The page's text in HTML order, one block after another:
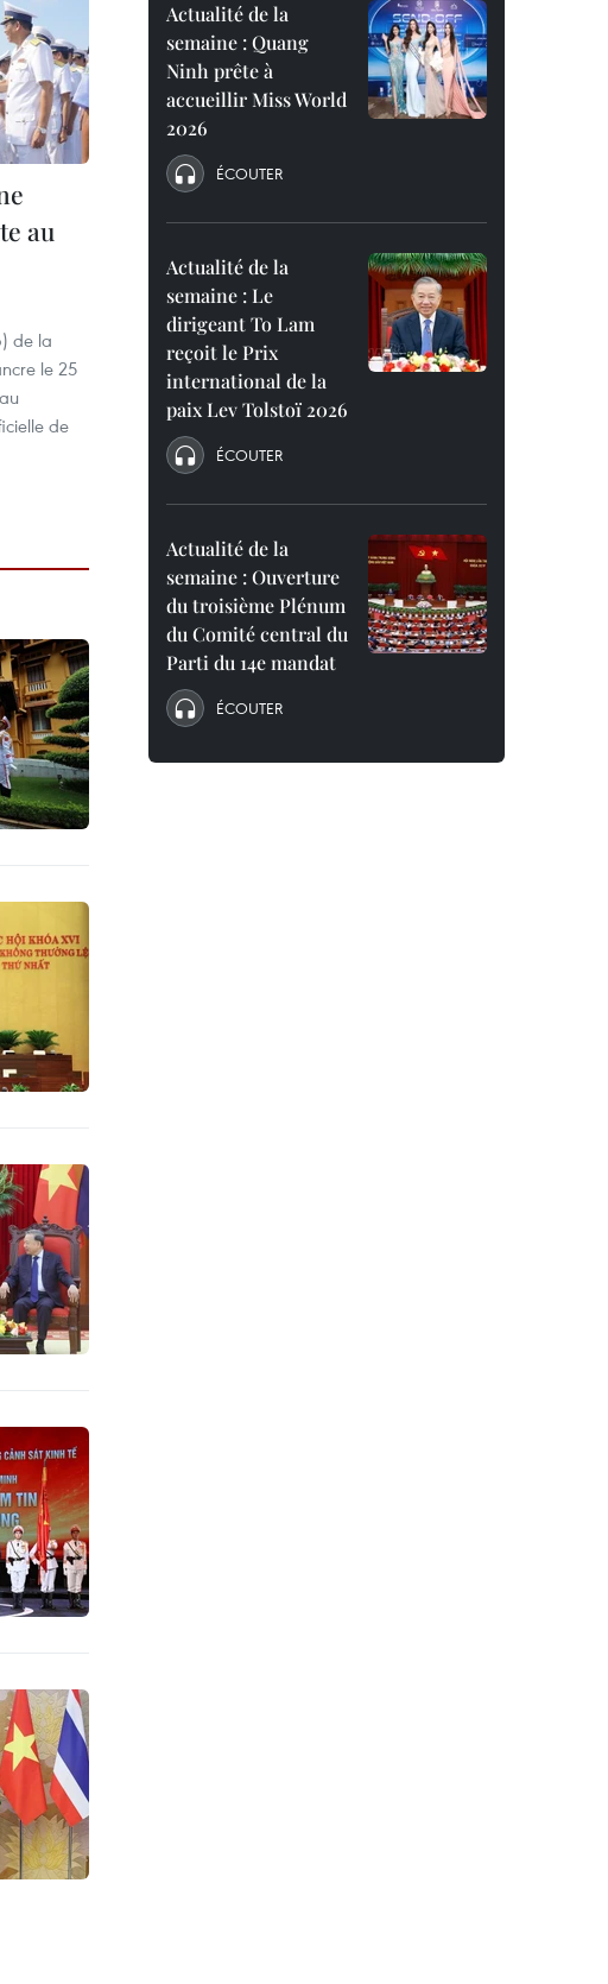
au
de la
le 25
de
Actualité de la
semaine : Quang
Ninh prête à
accueillir Miss World
2026
ÉCOUTER
Actualité de la
semaine : Le
dirigeant To Lam
reçoit le Prix
international de la
paix Lev Tolstoï 2026
ÉCOUTER
Actualité de la
semaine : Ouverture
du troisième Plénum
du Comité central du
Parti du 14e mandat
ÉCOUTER